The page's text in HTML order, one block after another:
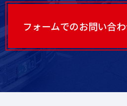
フォームでのお問い合